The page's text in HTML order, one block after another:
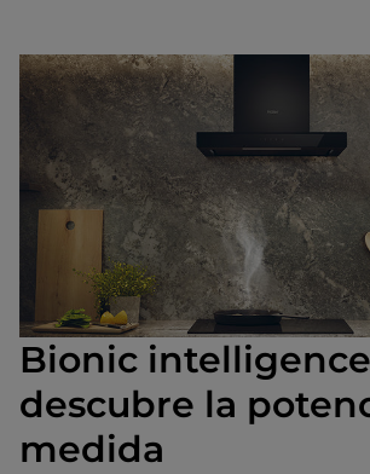
Bionic
descubre la
medida